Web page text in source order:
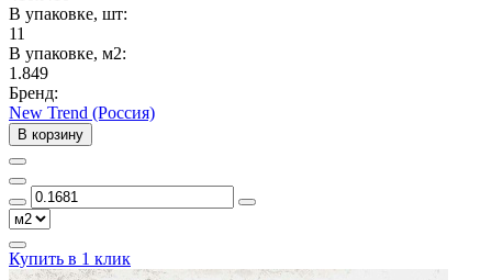
В упаковке, шт:
11
В упаковке, м2:
1.849
Бренд:
New Trend (Россия)
В корзину
Купить в 1 клик